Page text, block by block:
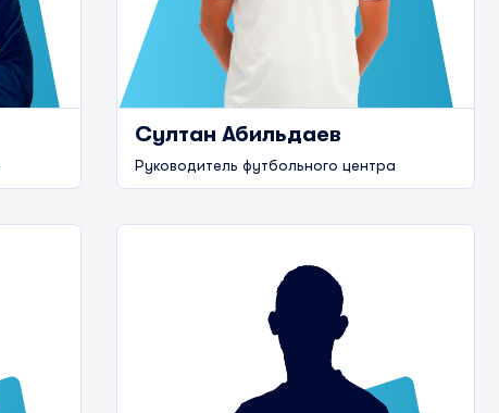
Султан Абильдаев
Руководитель футбольного центра